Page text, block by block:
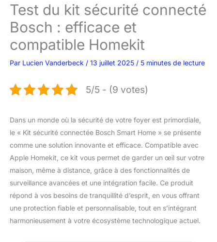
Test du kit sécurité connecté
Bosch : efficace et
compatible Homekit
Par Lucien Vanderbeck / 13 juillet 2025 / 5 minutes de lecture
5/5 - (9 votes)
Dans un monde où la sécurité de votre foyer est primordiale,
le « Kit sécurité connectée Bosch Smart Home » se présente
comme une solution innovante et efficace. Compatible avec
Apple Homekit, ce kit vous permet de garder un œil sur votre
maison, même à distance, grâce à des fonctionnalités de
surveillance avancées et une intégration facile. Ce produit
répond à vos besoins de tranquillité d’esprit, en vous offrant
une protection fiable et personnalisable, tout en s’intégrant
harmonieusement à votre écosystème technologique actuel.